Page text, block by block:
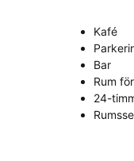
Kafé
Bar
Rum
24-